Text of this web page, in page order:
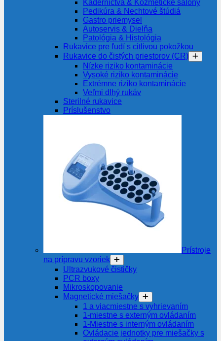
Kaderníctvá & Kozmetické salóny
Pedikúra & Nechtové štúdiá
Gastro priemysel
Autoservis & Dielňa
Patológia & Histológia
Rukavice pre ľudí s citlivou pokožkou
Rukavice do čistých priestorov (CR)
Nízke riziko kontaminácie
Vysoké riziko kontaminácie
Extrémne riziko kontaminácie
Veľmi dlhý rukáv
Sterilné rukavice
Príslušenstvo
Prístroje
na prípravu vzoriek
Ultrazvukové čističky
PCR boxy
Mikroskopovanie
Magnetické miešačky
1 a viacmiestne s vyhrievaním
1-miestne s externým ovládaním
1-Miestne s interným ovládaním
Ovládacie jednotky pre miešačky s